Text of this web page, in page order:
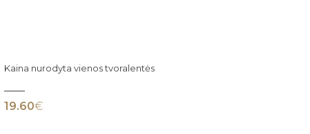
Kaina nurodyta vienos tvoralentės
19.60€